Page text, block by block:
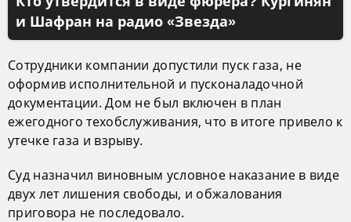
и Шафран на радио «Звезда»
Сотрудники компании допустили пуск газа, не
оформив исполнительной и пусконаладочной
документации. Дом не был включен в план
ежегодного техобслуживания, что в итоге привело к
утечке газа и взрыву.
Суд назначил виновным условное наказание в виде
двух лет лишения свободы, и обжалования
приговора не последовало.